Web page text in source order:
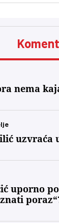
trgovini,
nema
uzvraća
uporno